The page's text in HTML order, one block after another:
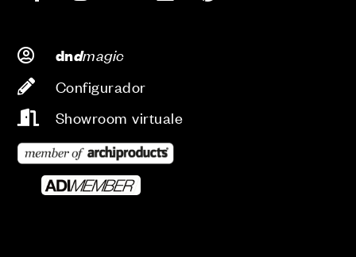
dndmagic
Configurador
Showroom virtuale